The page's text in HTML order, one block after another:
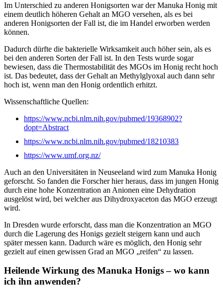
Im Unterschied zu anderen Honigsorten war der Manuka Honig mit
einem deutlich höheren Gehalt an MGO versehen, als es bei
anderen Honigsorten der Fall ist, die im Handel erworben werden
können.
Dadurch dürfte die bakterielle Wirksamkeit auch höher sein, als es
bei den anderen Sorten der Fall ist. In den Tests wurde sogar
bewiesen, dass die Thermostabilität des MGOs im Honig recht hoch
ist. Das bedeutet, dass der Gehalt an Methylglyoxal auch dann sehr
hoch ist, wenn man den Honig ordentlich erhitzt.
Wissenschaftliche Quellen:
https://www.ncbi.nlm.nih.gov/pubmed/19368902?
dopt=Abstract
https://www.ncbi.nlm.nih.gov/pubmed/18210383
https://www.umf.org.nz/
Auch an den Universitäten in Neuseeland wird zum Manuka Honig
geforscht. So fanden die Forscher hier heraus, dass im jungen Honig
durch eine hohe Konzentration an Anionen eine Dehydration
ausgelöst wird, bei welcher aus Dihydroxyaceton das MGO erzeugt
wird.
In Dresden wurde erforscht, dass man die Konzentration an MGO
durch die Lagerung des Honigs gezielt steigern kann und auch
später messen kann. Dadurch wäre es möglich, den Honig sehr
gezielt auf einen gewissen Grad an MGO „reifen“ zu lassen.
Heilende Wirkung des Manuka Honigs – wo kann
ich ihn anwenden?